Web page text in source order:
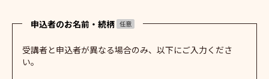
申込者のお名前・続柄 任意
受講者と申込者が異なる場合のみ、以下にご入力くださ
い。